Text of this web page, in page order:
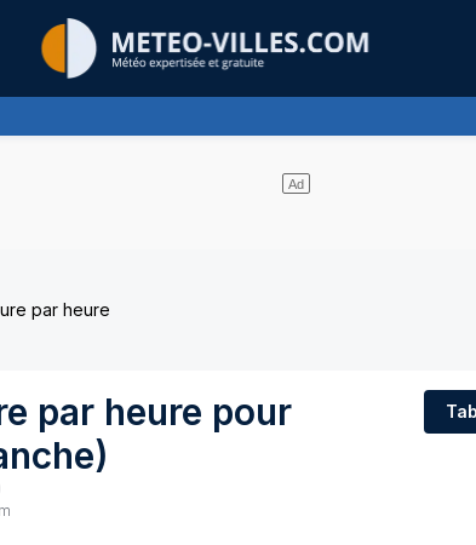
par heure
par heure pour
)
m